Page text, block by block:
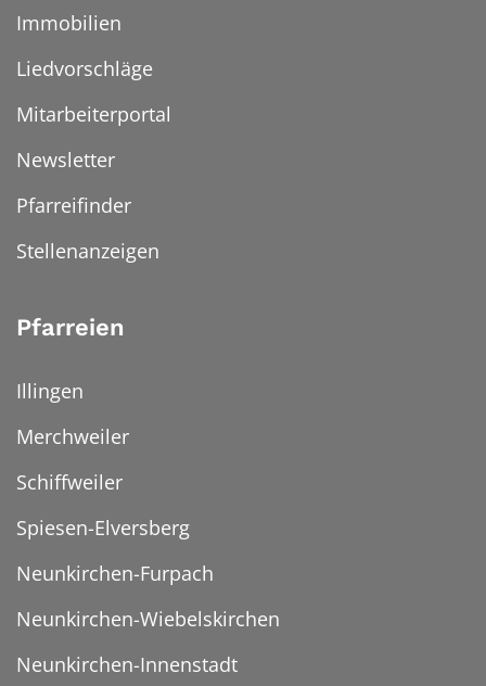
Immobilien
Liedvorschläge
Mitarbeiterportal
Newsletter
Pfarreifinder
Stellenanzeigen
Pfarreien
Illingen
Merchweiler
Schiffweiler
Spiesen-Elversberg
Neunkirchen-Furpach
Neunkirchen-Wiebelskirchen
Neunkirchen-Innenstadt